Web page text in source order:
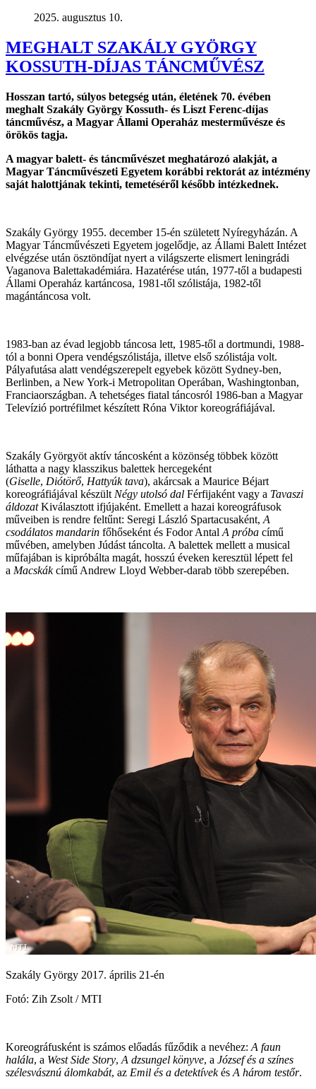
2025. augusztus 10.
MEGHALT SZAKÁLY GYÖRGY
KOSSUTH-DÍJAS TÁNCMŰVÉSZ
Hosszan tartó, súlyos betegség után, életének 70. évében
meghalt Szakály György Kossuth- és Liszt Ferenc-díjas
táncművész, a Magyar Állami Operaház mesterművésze és
örökös tagja.
A magyar balett- és táncművészet meghatározó alakját, a
Magyar Táncművészeti Egyetem korábbi rektorát az intézmény
saját halottjának tekinti, temetéséről később intézkednek.
Szakály György 1955. december 15-én született Nyíregyházán. A
Magyar Táncművészeti Egyetem jogelődje, az Állami Balett Intézet
elvégzése után ösztöndíjat nyert a világszerte elismert leningrádi
Vaganova Balettakadémiára. Hazatérése után, 1977-től a budapesti
Állami Operaház kartáncosa, 1981-től szólistája, 1982-től
magántáncosa volt.
1983-ban az évad legjobb táncosa lett, 1985-től a dortmundi, 1988-
tól a bonni Opera vendégszólistája, illetve első szólistája volt.
Pályafutása alatt vendégszerepelt egyebek között Sydney-ben,
Berlinben, a New York-i Metropolitan Operában, Washingtonban,
Franciaországban. A tehetséges fiatal táncosról 1986-ban a Magyar
Televízió portréfilmet készített Róna Viktor koreográfiájával.
Szakály Györgyöt aktív táncosként a közönség többek között
láthatta a nagy klasszikus balettek hercegeként
(Giselle, Diótörő, Hattyúk tava), akárcsak a Maurice Béjart
koreográfiájával készült Négy utolsó dal Férfijaként vagy a Tavaszi
áldozatKiválasztott ifjújaként. Emellett a hazai koreográfusok
műveiben is rendre feltűnt: Seregi László Spartacusaként, A
csodálatos mandarin főhőseként és Fodor Antal A próba című
művében, amelyben Júdást táncolta. A balettek mellett a musical
műfajában is kipróbálta magát, hosszú éveken keresztül lépett fel
a Macskákcímű Andrew Lloyd Webber-darab több szerepében.
Szakály György 2017. április 21-én
Fotó: Zih Zsolt / MTI
Koreográfusként is számos előadás fűződik a nevéhez: A faun
halála, a West Side Story, A dzsungel könyve, a József és a színes
szélesvásznú álomkabát, az Emil és a detektívekés A három testőr.